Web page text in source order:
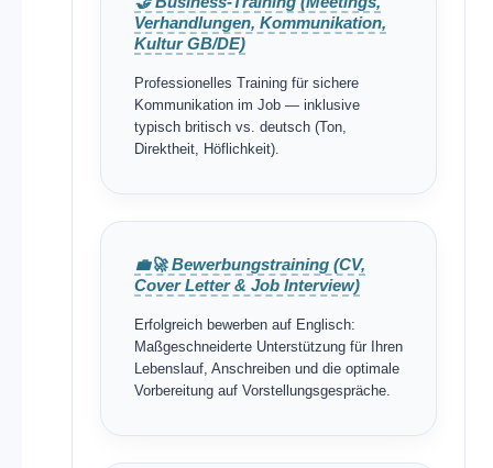
Verhandlungen, Kommunikation,
Kultur GB/DE)
Professionelles Training für sichere
Kommunikation im Job — inklusive
typisch britisch vs. deutsch (Ton,
Direktheit, Höflichkeit).
💼🚀 Bewerbungstraining (CV,
Cover Letter & Job Interview)
Erfolgreich bewerben auf Englisch:
Maßgeschneiderte Unterstützung für Ihren
Lebenslauf, Anschreiben und die optimale
Vorbereitung auf Vorstellungsgespräche.